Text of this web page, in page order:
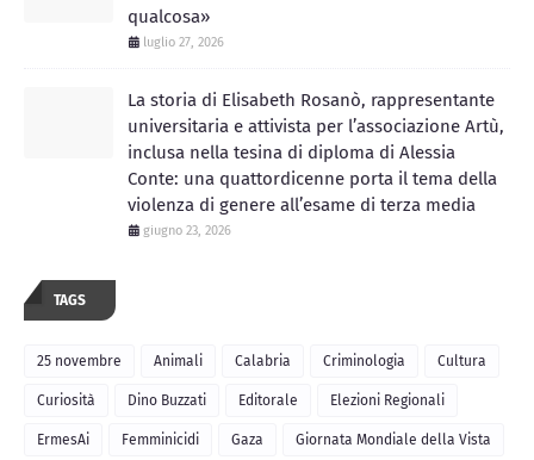
qualcosa»
luglio 27, 2026
La storia di Elisabeth Rosanò, rappresentante
universitaria e attivista per l’associazione Artù,
inclusa nella tesina di diploma di Alessia
Conte: una quattordicenne porta il tema della
violenza di genere all’esame di terza media
giugno 23, 2026
TAGS
25 novembre Animali Calabria Criminologia Cultura
Curiosità Dino Buzzati Editorale Elezioni Regionali
ErmesAi Femminicidi Gaza Giornata Mondiale della Vista